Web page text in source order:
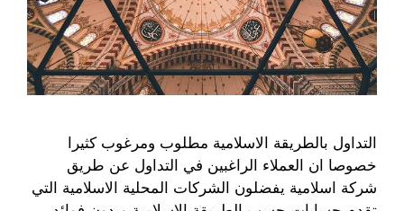
التداول بالطريقة الاسلامية مطلوب ومرغوب كثيرا
خصوصا ان العملاء الراغبين في التداول عن طريق
شركة اسلامية يفضلون الشركات المحلية الاسلامية التي